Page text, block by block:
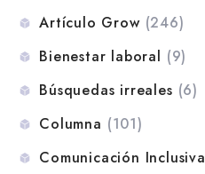
Artículo Grow (246)
Bienestar laboral (9)
Búsquedas irreales (6)
Columna (101)
Comunicación Inclusiva